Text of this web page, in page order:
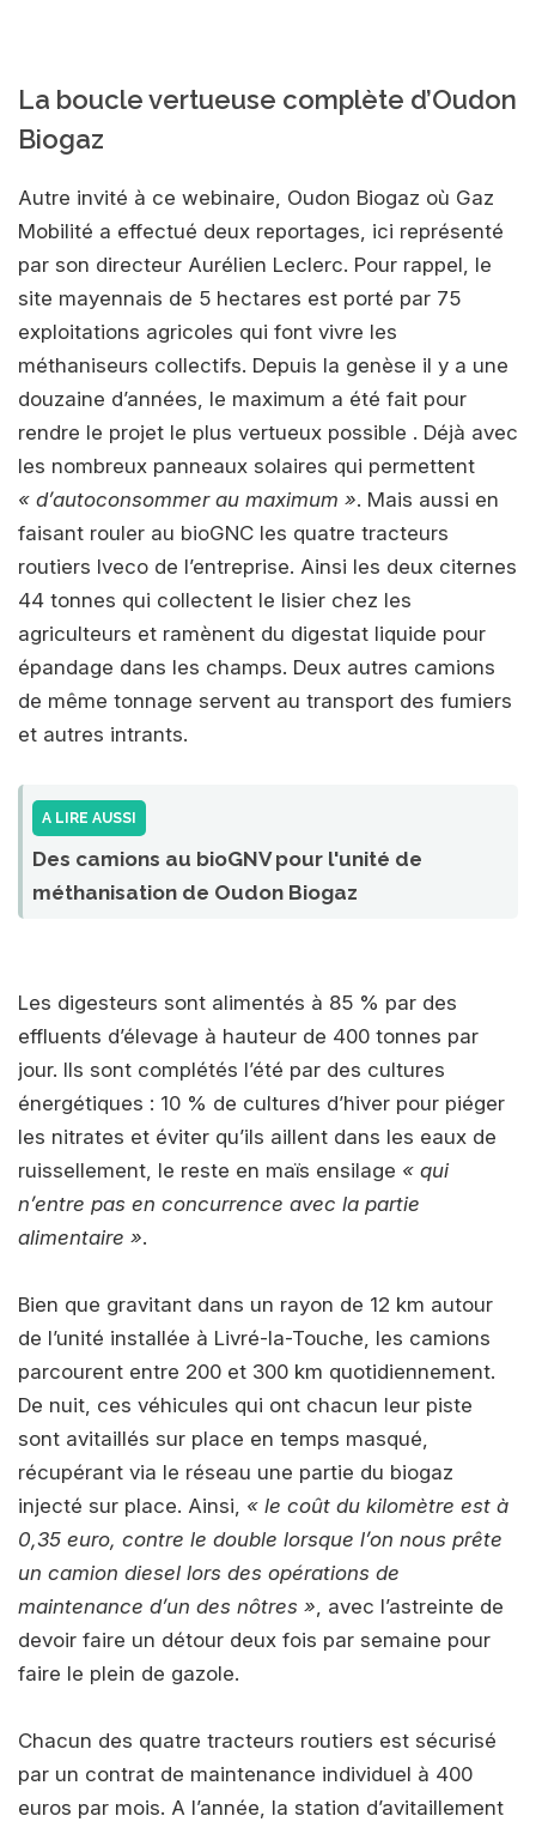
La boucle vertueuse complète d’Oudon
Biogaz
Autre invité à ce webinaire, Oudon Biogaz où Gaz
Mobilité a effectué deux reportages, ici représenté
par son directeur Aurélien Leclerc. Pour rappel, le
site mayennais de 5 hectares est porté par 75
exploitations agricoles qui font vivre les
méthaniseurs collectifs. Depuis la genèse il y a une
douzaine d’années, le maximum a été fait pour
rendre le projet le plus vertueux possible . Déjà avec
les nombreux panneaux solaires qui permettent
« d’autoconsommer au maximum ». Mais aussi en
faisant rouler au bioGNC les quatre tracteurs
routiers Iveco de l’entreprise. Ainsi les deux citernes
44 tonnes qui collectent le lisier chez les
agriculteurs et ramènent du digestat liquide pour
épandage dans les champs. Deux autres camions
de même tonnage servent au transport des fumiers
et autres intrants.
A LIRE AUSSI
Des camions au bioGNV pour l'unité de
méthanisation de Oudon Biogaz
Les digesteurs sont alimentés à 85 % par des
effluents d’élevage à hauteur de 400 tonnes par
jour. Ils sont complétés l’été par des cultures
énergétiques : 10 % de cultures d’hiver pour piéger
les nitrates et éviter qu’ils aillent dans les eaux de
ruissellement, le reste en maïs ensilage « qui
n’entre pas en concurrence avec la partie
alimentaire ».
Bien que gravitant dans un rayon de 12 km autour
de l’unité installée à Livré-la-Touche, les camions
parcourent entre 200 et 300 km quotidiennement.
De nuit, ces véhicules qui ont chacun leur piste
sont avitaillés sur place en temps masqué,
récupérant via le réseau une partie du biogaz
injecté sur place. Ainsi, « le coût du kilomètre est à
0,35 euro, contre le double lorsque l’on nous prête
un camion diesel lors des opérations de
maintenance d’un des nôtres », avec l’astreinte de
devoir faire un détour deux fois par semaine pour
faire le plein de gazole.
Chacun des quatre tracteurs routiers est sécurisé
par un contrat de maintenance individuel à 400
euros par mois. A l’année, la station d’avitaillement